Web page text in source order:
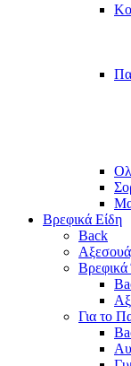
Βρεφικά Είδη
Back
Βρεφικά
Για το